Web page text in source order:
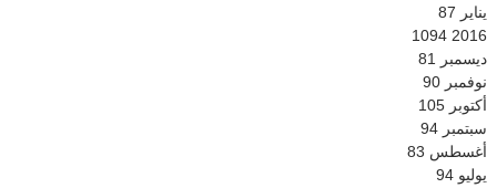
يناير 87
2016
1094
ديسمبر 81
نوفمبر 90
أكتوبر 105
سبتمبر 94
أغسطس 83
يوليو 94